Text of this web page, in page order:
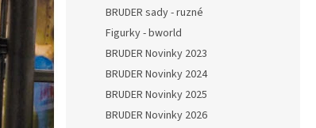
BRUDER sady - ruzné
Figurky - bworld
BRUDER Novinky 2023
BRUDER Novinky 2024
BRUDER Novinky 2025
BRUDER Novinky 2026